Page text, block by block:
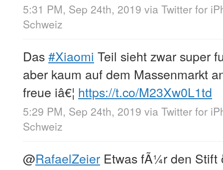
5:31 PM, Sep 24th, 2019 via Twitter for
Schweiz
Das#Xiaomi Teil sieht zwar super
aber kaum auf dem Massenmarkt
freue iâ€¦ https://t.co/M23Xw0L1td
5:29 PM, Sep 24th, 2019 via Twitter for
Schweiz
@RafaelZeier Etwas fÃ¼r den Stift